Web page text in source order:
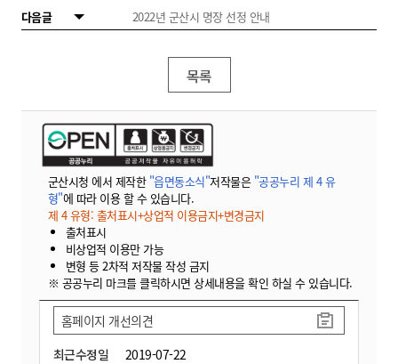
다음글
2022년 군산시 명장 선정 안내
목록
군산시청 에서 제작한 "읍면동소식"저작물은 "공공누리 제 4 유
형"에 따라 이용 할 수 있습니다.
제 4 유형: 출처표시+상업적 이용금지+변경금지
출처표시
비상업적 이용만 가능
변형 등 2차적 저작물 작성 금지
※ 공공누리 마크를 클릭하시면 상세내용을 확인 하실 수 있습니다.
최근수정일 2019-07-22
홈페이지 개선의견